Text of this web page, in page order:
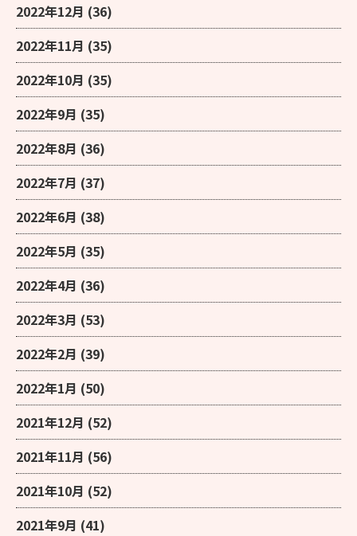
2022年12月 (36)
2022年11月 (35)
2022年10月 (35)
2022年9月 (35)
2022年8月 (36)
2022年7月 (37)
2022年6月 (38)
2022年5月 (35)
2022年4月 (36)
2022年3月 (53)
2022年2月 (39)
2022年1月 (50)
2021年12月 (52)
2021年11月 (56)
2021年10月 (52)
2021年9月 (41)